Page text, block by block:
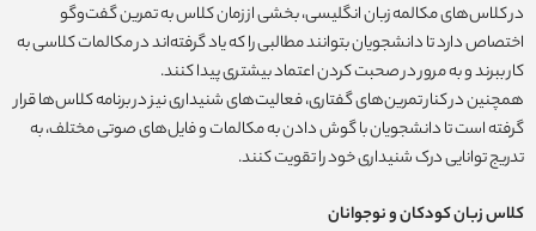
در کلاس‌های مکالمه زبان انگلیسی، بخشی از زمان کلاس به تمرین گفت‌وگو
اختصاص دارد تا دانشجویان بتوانند مطالبی را که یاد گرفته‌اند در مکالمات کلاسی به
کار ببرند و به مرور در صحبت کردن اعتماد بیشتری پیدا کنند.
همچنین در کنار تمرین‌های گفتاری، فعالیت‌های شنیداری نیز در برنامه کلاس‌ها قرار
گرفته است تا دانشجویان با گوش دادن به مکالمات و فایل‌های صوتی مختلف، به
تدریج توانایی درک شنیداری خود را تقویت کنند.
کلاس زبان کودکان و نوجوانان